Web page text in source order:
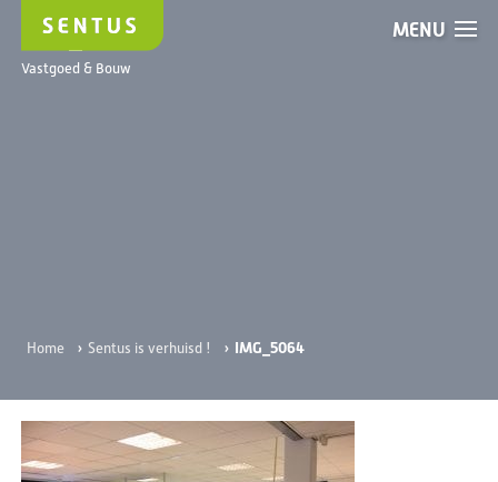
Vastgoed & Bouw
MENU
IMG_5064
Home › Sentus is verhuisd ! › IMG_5064